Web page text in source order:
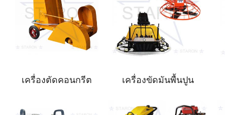
เครื่องตัดคอนกรีต เครื่องขัดมันพื้นปูน